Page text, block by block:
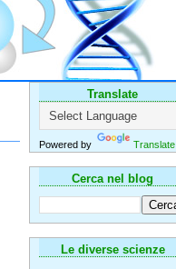
Translate
Powered by Translate
Cerca nel blog
Le diverse scienze